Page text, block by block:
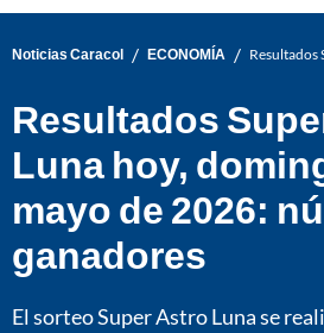
Noticias Caracol / ECONOMÍA / Resultados
Resultados
Luna hoy,
mayo de 2026:
ganadores
El sorteo Super Astro Luna se